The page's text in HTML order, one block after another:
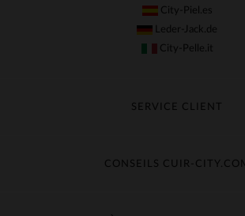
City-Piel.es
Leder-Jack.de
City-Pelle.it
SERVICE CLIENT
Échange & Remboursement
CONSEILS CUIR-